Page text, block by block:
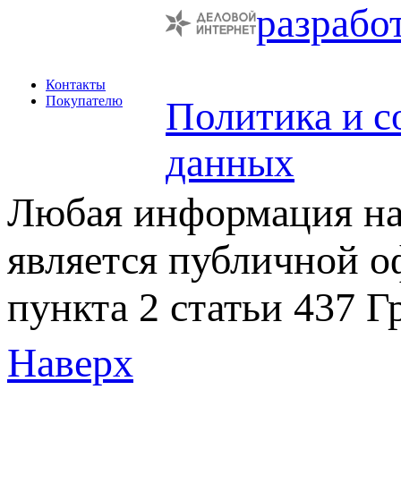
Контакты
Покупателю
Политика и
данных
Любая информация на
является публичной
пункта 2 статьи 437
Наверх